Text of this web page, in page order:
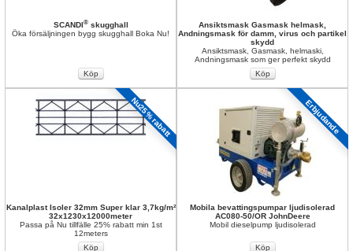
SCANDI®skugghall
Öka försäljningen bygg skugghall Boka Nu!
Ansiktsmask Gasmask helmask,
Andningsmask för damm, virus och partikel
skydd
Ansiktsmask, Gasmask, helmaski,
Andningsmask som ger perfekt skydd
Nu25% rabatt
Kanalplast Isoler 32mm Super klar 3,7kg/m²
32x1230x12000meter
Passa på Nu tillfälle 25% rabatt min 1st
12meters
Erbjudande
Mobila bevattingspumpar ljudisolerad
AC080-50/OR JohnDeere
Mobil dieselpump ljudisolerad